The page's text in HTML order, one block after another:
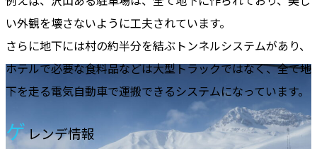
い外観を壊さないように工夫されています。
さらに地下には村の約半分を結ぶトンネルシステムがあり、
ホテルで必要な食料品などは大型トラックではなく、全て地
下を走る電気自動車で運搬できるシステムになっています。
ゲレンデ情報